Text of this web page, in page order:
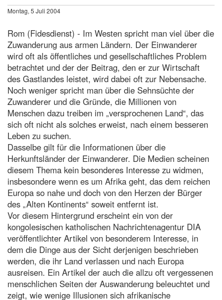
Montag, 5 Juli 2004
Rom (Fidesdienst) - Im Westen spricht man viel über die
Zuwanderung aus armen Ländern. Der Einwanderer
wird oft als öffentliches und gesellschaftliches Problem
betrachtet und der der Beitrag, den er zur Wirtschaft
des Gastlandes leistet, wird dabei oft zur Nebensache.
Noch weniger spricht man über die Sehnsüchte der
Zuwanderer und die Gründe, die Millionen von
Menschen dazu treiben im „versprochenen Land“, das
sich oft nicht als solches erweist, nach einem besseren
Leben zu suchen.
Dasselbe gilt für die Informationen über die
Herkunftsländer der Einwanderer. Die Medien scheinen
diesem Thema kein besonderes Interesse zu widmen,
insbesondere wenn es um Afrika geht, das dem reichen
Europa so nahe und doch von den Herzen der Bürger
des „Alten Kontinents“ soweit entfernt ist.
Vor diesem Hintergrund erscheint ein von der
kongolesischen katholischen Nachrichtenagentur DIA
veröffentlichter Artikel von besonderem Interesse, in
dem die Dinge aus der Sicht derjenigen beschrieben
werden, die ihr Land verlassen und nach Europa
ausreisen. Ein Artikel der auch die allzu oft vergessenen
menschlichen Seiten der Auswanderung beleuchtet und
zeigt, wie wenige Illusionen sich afrikanische